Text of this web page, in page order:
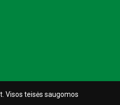
Visos teisės saugomos